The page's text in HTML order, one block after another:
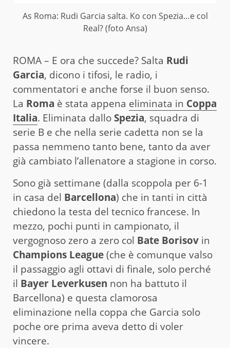
As Roma: Rudi Garcia salta. Ko con Spezia…e col
Real? (foto Ansa)
ROMA – E ora che succede? Salta Rudi
Garcia, dicono i tifosi, le radio, i
commentatori e anche forse il buon senso.
La Roma è stata appena eliminata in Coppa
Italia. Eliminata dallo Spezia, squadra di
serie B e che nella serie cadetta non se la
passa nemmeno tanto bene, tanto da aver
già cambiato l’allenatore a stagione in corso.
Sono già settimane (dalla scoppola per 6-1
in casa del Barcellona) che in tanti in città
chiedono la testa del tecnico francese. In
mezzo, pochi punti in campionato, il
vergognoso zero a zero col Bate Borisov in
Champions League(che è comunque valso
il passaggio agli ottavi di finale, solo perché
il Bayer Leverkusen non ha battuto il
Barcellona) e questa clamorosa
eliminazione nella coppa che Garcia solo
poche ore prima aveva detto di voler
vincere.